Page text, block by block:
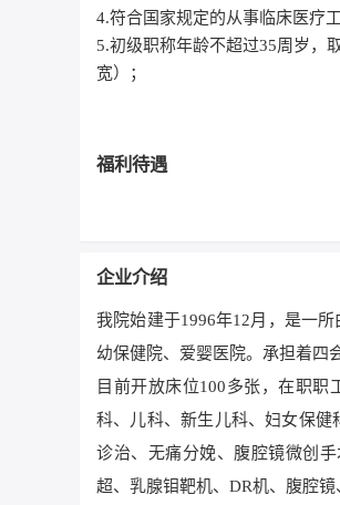
4.符合国家规定的从事临床医疗
5.初级职称年龄不超过35周岁，
宽）；
福利待遇
企业介绍
我院始建于1996年12月，是一
幼保健院、爱婴医院。承担着四
目前开放床位100多张，在职
科、儿科、新生儿科、妇女保
诊治、无痛分娩、腹腔镜微创
超、乳腺钼靶机、DR机、腹腔